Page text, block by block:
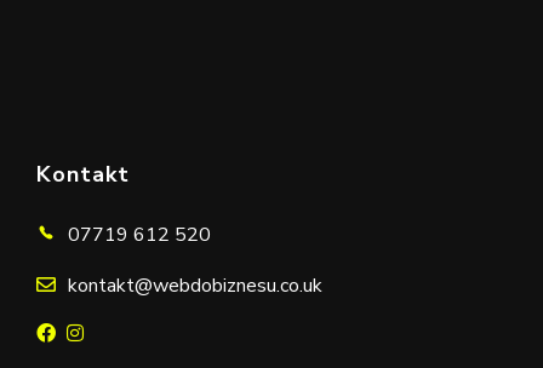
Kontakt
07719 612 520
kontakt@webdobiznesu.co.uk